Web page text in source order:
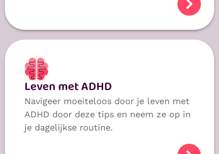
Leven met ADHD
Navigeer moeiteloos door je leven met
ADHD door deze tips en neem ze op in
je dagelijkse routine.